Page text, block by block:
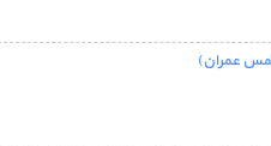
عمران)